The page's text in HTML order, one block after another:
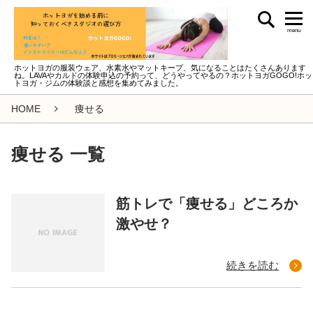
ホットヨガの服装ウェア、水素水やマットキープ、気になることはたくさんあります
ね。LAVAやカルドの体験申込の予約って、どうやってやるの？ホットヨガGOGO!ホッ
トヨガ・ジムの体験談と感想を集めてみました。
menu
HOME 痩せる
痩せる 一覧
筋トレで「痩せる」どころか
激やせ？
続きを読む